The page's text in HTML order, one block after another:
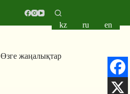
Өзге жаңалықтар
kz ru en